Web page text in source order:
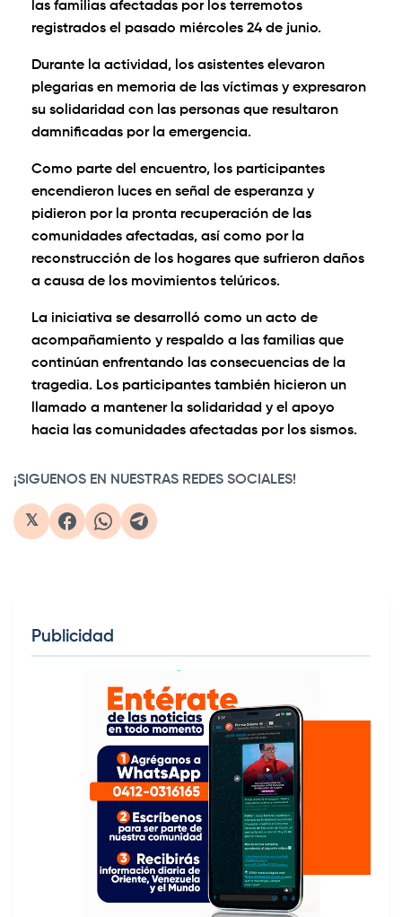
las familias afectadas por los terremotos
registrados el pasado miércoles 24 de junio.
Durante la actividad, los asistentes elevaron
plegarias en memoria de las víctimas y expresaron
su solidaridad con las personas que resultaron
damnificadas por la emergencia.
Como parte del encuentro, los participantes
encendieron luces en señal de esperanza y
pidieron por la pronta recuperación de las
comunidades afectadas, así como por la
reconstrucción de los hogares que sufrieron daños
a causa de los movimientos telúricos.
La iniciativa se desarrolló como un acto de
acompañamiento y respaldo a las familias que
continúan enfrentando las consecuencias de la
tragedia. Los participantes también hicieron un
llamado a mantener la solidaridad y el apoyo
hacia las comunidades afectadas por los sismos.
¡SIGUENOS EN NUESTRAS REDES SOCIALES!
𝕏
Publicidad